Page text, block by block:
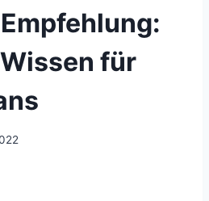
für